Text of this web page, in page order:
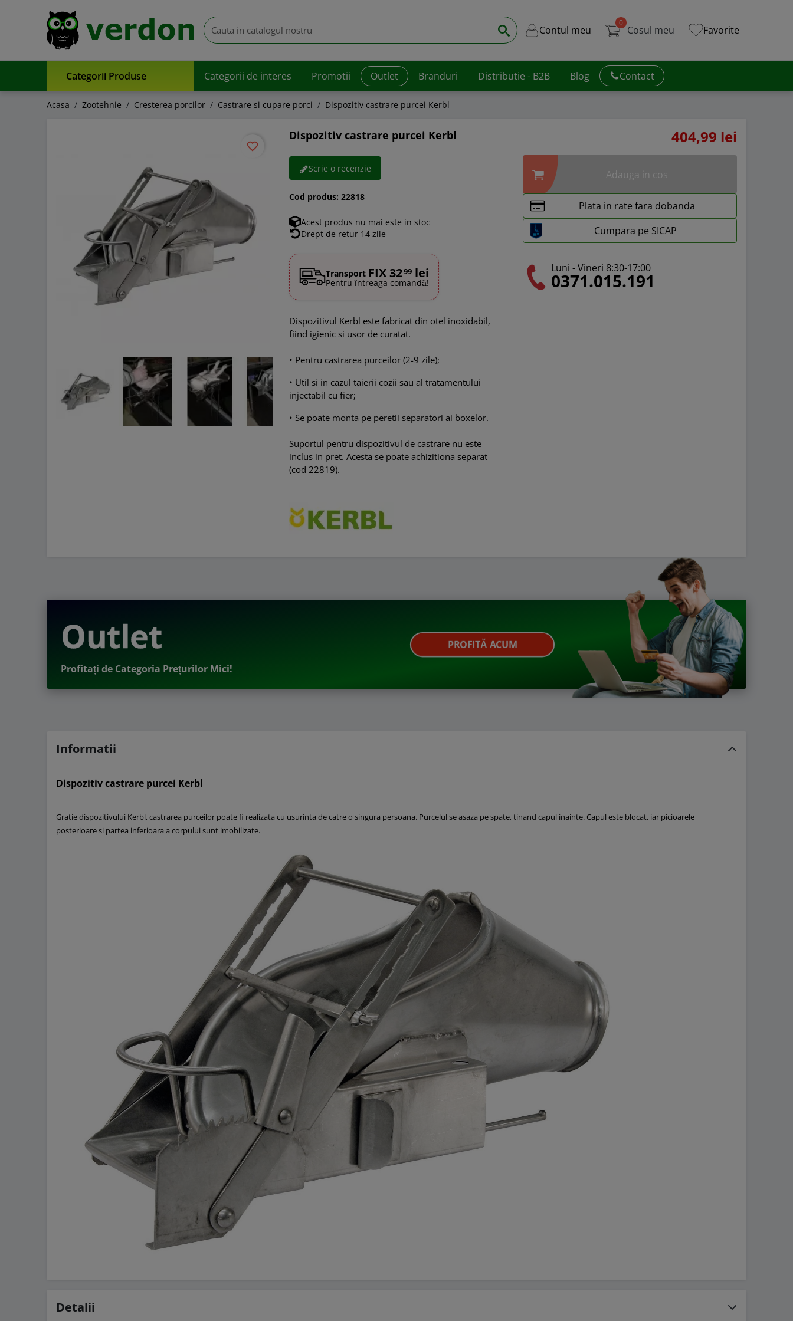
Contul meu
0
Cosul meu Favorite
Categorii Produse Categorii de interes Promotii Outlet Branduri Distributie - B2B Blog Contact
Acasa Zootehnie Cresterea porcilor Castrare si cupare porci Dispozitiv castrare purcei Kerbl
favorite_border
Dispozitiv castrare purcei Kerbl
Scrie o recenzie
Cod produs: 22818
Acest produs nu mai este in stoc
Drept de retur 14 zile
Transport FIX 3299lei
Pentru întreaga comandă!
Dispozitivul Kerbl este fabricat din otel inoxidabil,
fiind igienic si usor de curatat.
• Pentru castrarea purceilor (2-9 zile);
• Util si in cazul taierii cozii sau al tratamentului
injectabil cu fier;
• Se poate monta pe peretii separatori ai boxelor.
Suportul pentru dispozitivul de castrare nu este
inclus in pret. Acesta se poate achizitiona separat
(cod 22819).
404,99 lei
Adauga in cos
Plata in rate fara dobanda
Cumpara pe SICAP
Luni - Vineri 8:30-17:00
0371.015.191
Outlet
Profitați de Categoria Prețurilor Mici!
PROFITĂ ACUM
Informatii
Dispozitiv castrare purcei Kerbl
Gratie dispozitivului Kerbl, castrarea purceilor poate fi realizata cu usurinta de catre o singura persoana. Purcelul se asaza pe spate, tinand capul inainte. Capul este blocat, iar picioarele
posterioare si partea inferioara a corpului sunt imobilizate.
Detalii